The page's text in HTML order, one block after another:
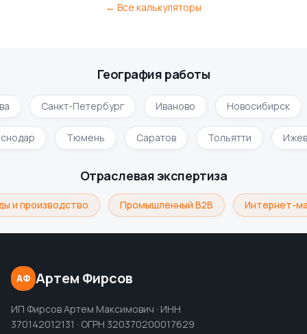
← Все калькуляторы
География работы
Санкт-Петербург Иваново Новосибирск
Тюмень Саратов Тольятти
Отраслевая экспертиза
и производство Промышленный B2B Интернет-
АФ Артем Фирсов
ИП Фирсов Артем Максимович · ИНН
370142012131 · ОГРН 320370200017629